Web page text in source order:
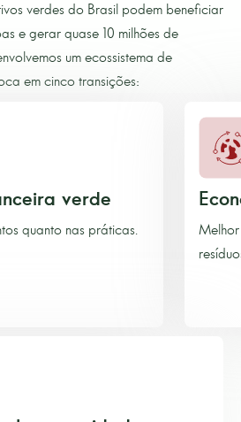
verdes do Brasil podem beneficiar
e gerar quase 10 milhões de
um ecossistema de
em cinco transições:
verde
quanto nas práticas.
Melhor
resíduos.